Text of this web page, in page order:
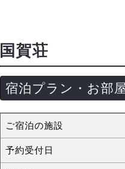
国賀荘
宿泊プラン・お部
ご宿泊の施設
予約受付日